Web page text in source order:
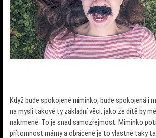
Když bude spokojené miminko, bude spokojená i
na mysli takové ty základní věci, jako že dítě by
nakrmené. To je snad samozřejmost. Miminko
přítomnost mámy a obráceně je to vlastně taky